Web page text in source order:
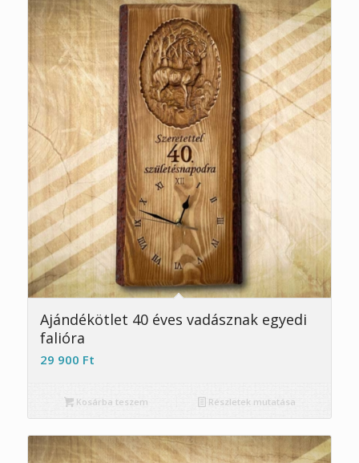
5.00
Ajándékötlet 40 éves vadásznak egyedi
falióra
29 900 Ft
Kosárba teszem Részletek mutatása